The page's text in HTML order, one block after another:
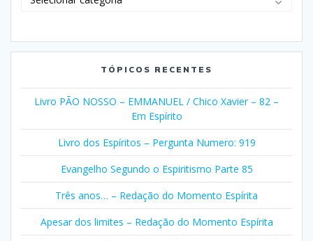
Categorias
TÓPICOS RECENTES
Livro PÃO NOSSO – EMMANUEL / Chico Xavier – 82 –
Em Espírito
Livro dos Espíritos – Pergunta Numero: 919
Evangelho Segundo o Espiritismo Parte 85
Três anos… – Redação do Momento Espírita
Apesar dos limites – Redação do Momento Espírita